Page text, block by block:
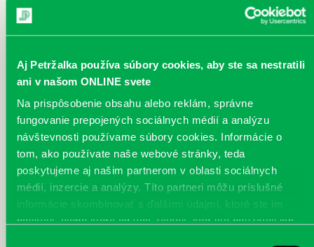
Aj Petržalka používa súbory cookies, aby ste sa nestratili
ani v našom ONLINE svete
Na prispôsobenie obsahu alebo reklám, správne
fungovanie prepojených sociálnych médií a analýzu
návštevnosti používame súbory cookies. Informácie o
tom, ako používate naše webové stránky, teda
poskytujeme aj našim partnerom v oblasti sociálnych
médií, inzercie a analýzy. Títo partneri môžu príslušné
informácie skombinovať s ďalšími údajmi, ktoré ste im
poskytli, alebo ktoré od vás získali, keď ste používali ich
komunikačnou schopnosťou stretli s knihovníčkou Zuzkou
a Michalom Seleckým na halloweeneskom popoludní. Vyrezavali
halloween-1.JPG halloween-2.JPG halloween-3.JPG